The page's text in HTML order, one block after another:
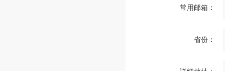
常用邮箱：
省份：